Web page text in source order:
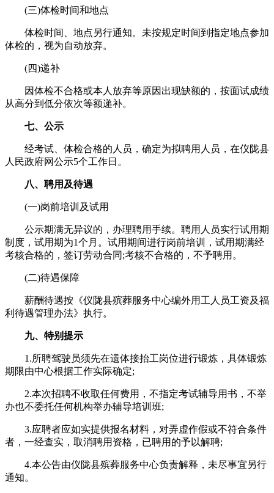
(三)体检时间和地点
体检时间、地点另行通知。未按规定时间到指定地点参加
体检的，视为自动放弃。
(四)递补
因体检不合格或本人放弃等原因出现缺额的，按面试成绩
从高分到低分依次等额递补。
七、公示
经考试、体检合格的人员，确定为拟聘用人员，在仪陇县
人民政府网公示5个工作日。
八、聘用及待遇
(一)岗前培训及试用
公示期满无异议的，办理聘用手续。聘用人员实行试用期
制度，试用期为1个月。试用期间进行岗前培训，试用期满经
考核合格的，签订劳动合同;考核不合格的，不予聘用。
(二)待遇保障
薪酬待遇按《仪陇县殡葬服务中心编外用工人员工资及福
利待遇管理办法》执行。
九、特别提示
1.所聘驾驶员须先在遗体接抬工岗位进行锻炼，具体锻炼
期限由中心根据工作实际确定;
2.本次招聘不收取任何费用，不指定考试辅导用书，不举
办也不委托任何机构举办辅导培训班;
3.应聘者应如实提供报名材料，对弄虚作假或不符合条件
者，一经查实，取消聘用资格，已聘用的予以解聘;
4.本公告由仪陇县殡葬服务中心负责解释，未尽事宜另行
通知。